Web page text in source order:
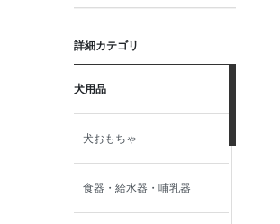
詳細カテゴリ
犬用品
犬おもちゃ
食器・給水器・哺乳器